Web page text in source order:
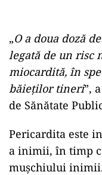
„O a doua doză
legată de un risc
miocardită, în
băieţilor tineri”,
de Sănătate
Pericardita este
a inimii, în timp
muşchiului